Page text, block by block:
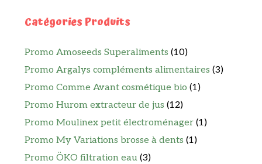
Catégories Produits
Promo Amoseeds Superaliments (10)
Promo Argalys compléments alimentaires (3)
Promo Comme Avant cosmétique bio (1)
Promo Hurom extracteur de jus (12)
Promo Moulinex petit électroménager (1)
Promo My Variations brosse à dents (1)
Promo ÖKO filtration eau (3)